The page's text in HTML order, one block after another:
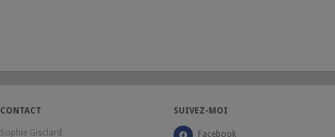
CONTACT
Sophie Gisclard
SUIVEZ-MOI
Facebook